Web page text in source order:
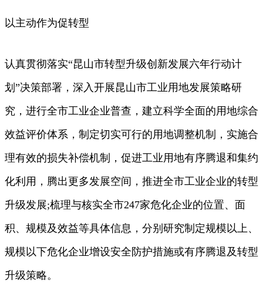
以主动作为促转型
认真贯彻落实“昆山市转型升级创新发展六年行动计
划”决策部署，深入开展昆山市工业用地发展策略研
究，进行全市工业企业普查，建立科学全面的用地综合
效益评价体系，制定切实可行的用地调整机制，实施合
理有效的损失补偿机制，促进工业用地有序腾退和集约
化利用，腾出更多发展空间，推进全市工业企业的转型
升级发展;梳理与核实全市247家危化企业的位置、面
积、规模及效益等具体信息，分别研究制定规模以上、
规模以下危化企业增设安全防护措施或有序腾退及转型
升级策略。